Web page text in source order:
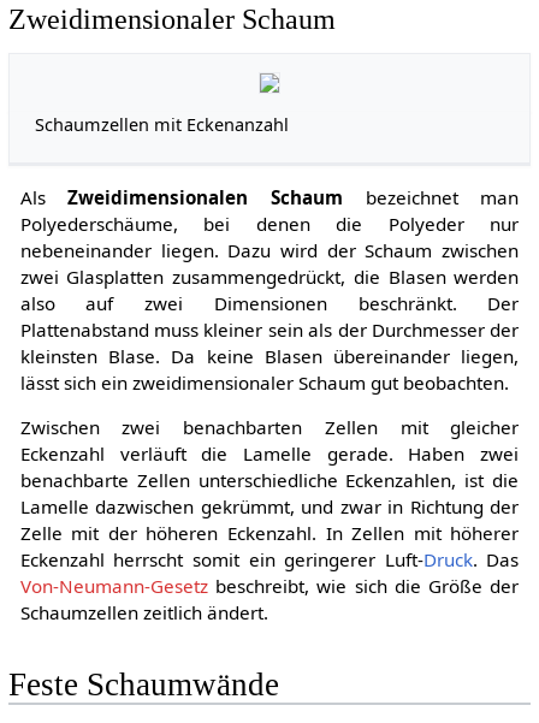
Zweidimensionaler Schaum
Schaumzellen mit Eckenanzahl
AlsZweidimensionalen Schaum bezeichnet man
Polyederschäume, bei denen die Polyeder nur
nebeneinander liegen. Dazu wird der Schaum zwischen
zwei Glasplatten zusammengedrückt, die Blasen werden
also auf zwei Dimensionen beschränkt. Der
Plattenabstand muss kleiner sein als der Durchmesser der
kleinsten Blase. Da keine Blasen übereinander liegen,
lässt sich ein zweidimensionaler Schaum gut beobachten.
Zwischen zwei benachbarten Zellen mit gleicher
Eckenzahl verläuft die Lamelle gerade. Haben zwei
benachbarte Zellen unterschiedliche Eckenzahlen, ist die
Lamelle dazwischen gekrümmt, und zwar in Richtung der
Zelle mit der höheren Eckenzahl. In Zellen mit höherer
Eckenzahl herrscht somit ein geringerer Luft-Druck. Das
Von-Neumann-Gesetzbeschreibt, wie sich die Größe der
Schaumzellen zeitlich ändert.
Feste Schaumwände